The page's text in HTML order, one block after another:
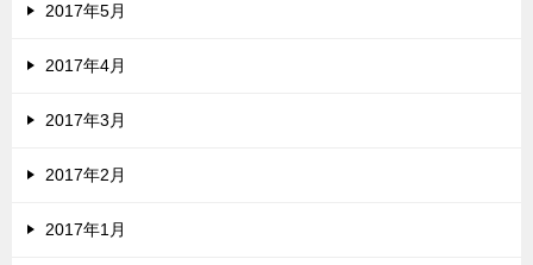
2017年5月
2017年4月
2017年3月
2017年2月
2017年1月